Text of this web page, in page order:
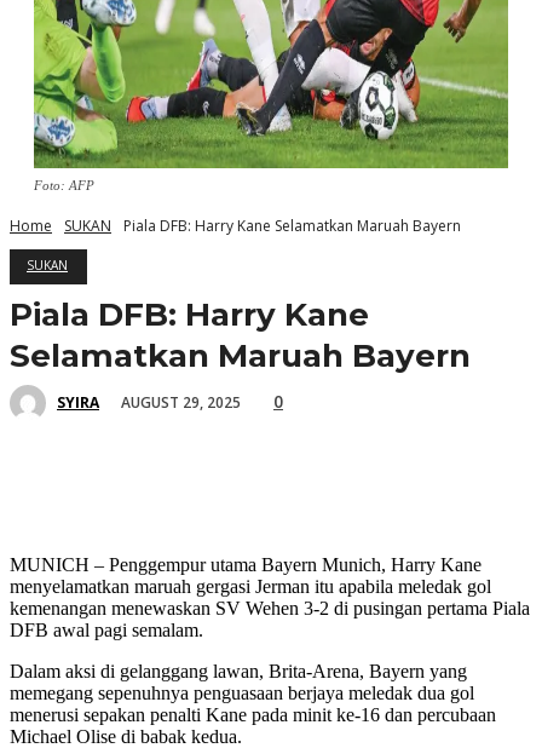
Foto: AFP
Home SUKAN Piala DFB: Harry Kane Selamatkan Maruah Bayern
SUKAN
Piala DFB: Harry Kane
Selamatkan Maruah Bayern
SYIRA AUGUST 29, 2025 0
MUNICH – Penggempur utama Bayern Munich, Harry Kane
menyelamatkan maruah gergasi Jerman itu apabila meledak gol
kemenangan menewaskan SV Wehen 3-2 di pusingan pertama Piala
DFB awal pagi semalam.
Dalam aksi di gelanggang lawan, Brita-Arena, Bayern yang
memegang sepenuhnya penguasaan berjaya meledak dua gol
menerusi sepakan penalti Kane pada minit ke-16 dan percubaan
Michael Olise di babak kedua.